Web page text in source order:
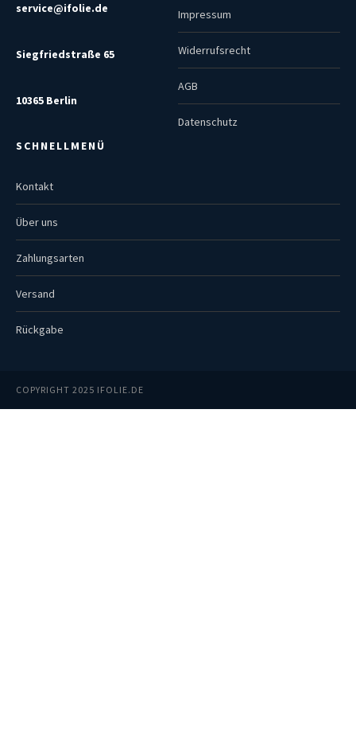
service@ifolie.de
Siegfriedstraße 65
10365 Berlin
Impressum
Widerrufsrecht
AGB
Datenschutz
SCHNELLMENÜ
Kontakt
Über uns
Zahlungsarten
Versand
Rückgabe
COPYRIGHT 2025 IFOLIE.DE